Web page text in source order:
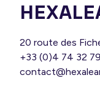
20 route des
+33 (0)4 74 32